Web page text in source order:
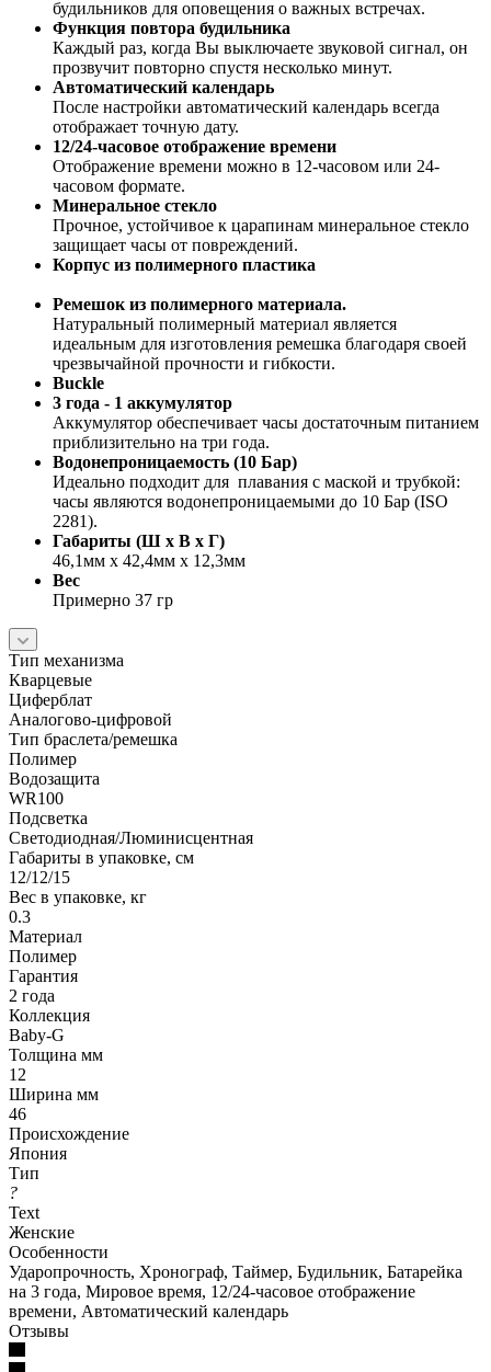
будильников для оповещения о важных встречах.
Функция повтора будильника
Каждый раз, когда Вы выключаете звуковой сигнал, он
прозвучит повторно спустя несколько минут.
Автоматический календарь
После настройки автоматический календарь всегда
отображает точную дату.
12/24-часовое отображение времени
Отображение времени можно в 12-часовом или 24-
часовом формате.
Минеральное стекло
Прочное, устойчивое к царапинам минеральное стекло
защищает часы от повреждений.
Корпус из полимерного пластика
Ремешок из полимерного материала.
Натуральный полимерный материал является
идеальным для изготовления ремешка благодаря своей
чрезвычайной прочности и гибкости.
Buckle
3 года - 1 аккумулятор
Аккумулятор обеспечивает часы достаточным питанием
приблизительно на три года.
Водонепроницаемость (10 Бар)
Идеально подходит для плавания с маской и трубкой:
часы являются водонепроницаемыми до 10 Бар (ISO
2281).
Габариты (Ш x В x Г)
46,1мм x 42,4мм x 12,3мм
Вес
Примерно 37 гр
Тип механизма
Кварцевые
Циферблат
Аналогово-цифровой
Тип браслета/ремешка
Полимер
Водозащита
WR100
Подсветка
Светодиодная/Люминисцентная
Габариты в упаковке, см
12/12/15
Вес в упаковке, кг
0.3
Материал
Полимер
Гарантия
2 года
Коллекция
Baby-G
Толщина мм
12
Ширина мм
46
Происхождение
Япония
Тип
?
Text
Женские
Особенности
Ударопрочность, Хронограф, Таймер, Будильник, Батарейка
на 3 года, Мировое время, 12/24-часовое отображение
времени, Автоматический календарь
Отзывы